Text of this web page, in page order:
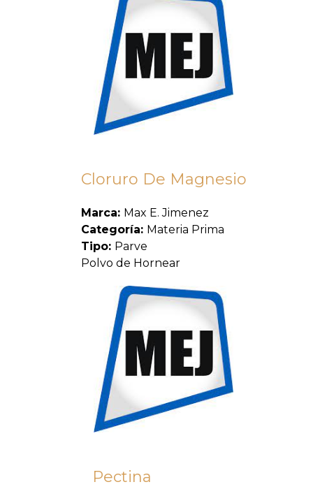
Cloruro De Magnesio
Marca: Max E. Jimenez
Categoría: Materia Prima
Tipo: Parve
Polvo de Hornear
Pectina